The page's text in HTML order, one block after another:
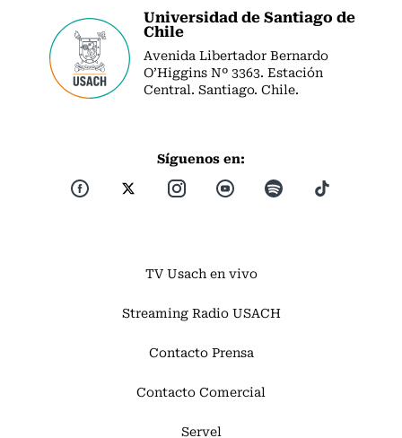
Universidad de Santiago de
Chile
Avenida Libertador Bernardo
O’Higgins Nº 3363. Estación
Central. Santiago. Chile.
Síguenos en:
TV Usach en vivo
Streaming Radio USACH
Contacto Prensa
Contacto Comercial
Servel